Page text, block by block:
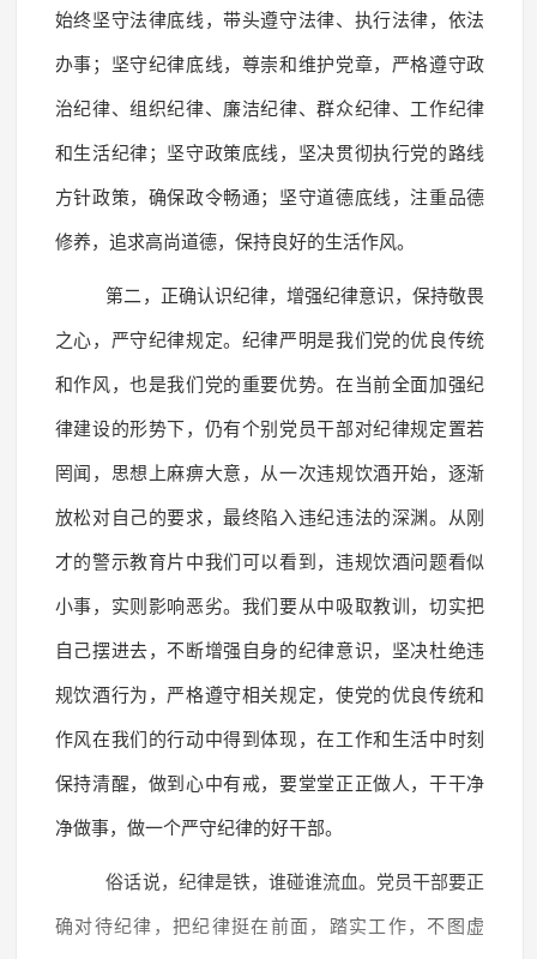
始终坚守法律底线，带头遵守法律、执行法律，依法
办事；坚守纪律底线，尊崇和维护党章，严格遵守政
治纪律、组织纪律、廉洁纪律、群众纪律、工作纪律
和生活纪律；坚守政策底线，坚决贯彻执行党的路线
方针政策，确保政令畅通；坚守道德底线，注重品德
修养，追求高尚道德，保持良好的生活作风。
第二，正确认识纪律，增强纪律意识，保持敬畏
之心，严守纪律规定。纪律严明是我们党的优良传统
和作风，也是我们党的重要优势。在当前全面加强纪
律建设的形势下，仍有个别党员干部对纪律规定置若
罔闻，思想上麻痹大意，从一次违规饮酒开始，逐渐
放松对自己的要求，最终陷入违纪违法的深渊。从刚
才的警示教育片中我们可以看到，违规饮酒问题看似
小事，实则影响恶劣。我们要从中吸取教训，切实把
自己摆进去，不断增强自身的纪律意识，坚决杜绝违
规饮酒行为，严格遵守相关规定，使党的优良传统和
作风在我们的行动中得到体现，在工作和生活中时刻
保持清醒，做到心中有戒，要堂堂正正做人，干干净
净做事，做一个严守纪律的好干部。
俗话说，纪律是铁，谁碰谁流血。党员干部要正
确对待纪律，把纪律挺在前面，踏实工作，不图虚